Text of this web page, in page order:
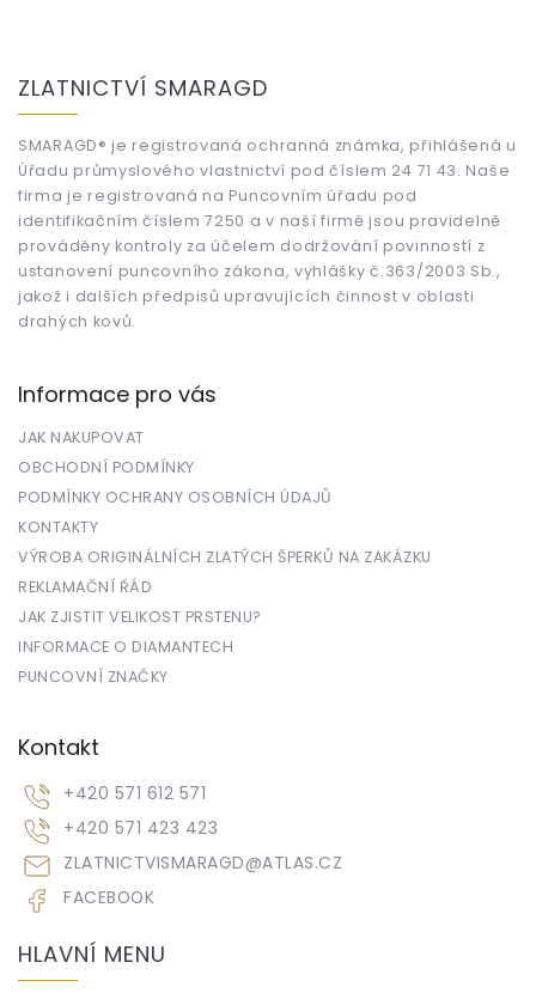
ZLATNICTVÍ SMARAGD
SMARAGD® je registrovaná ochranná známka, přihlášená u
Úřadu průmyslového vlastnictví pod číslem 24 71 43. Naše
firma je registrovaná na Puncovním úřadu pod
identifikačním číslem 7250 a v naší firmě jsou pravidelně
prováděny kontroly za účelem dodržování povinností z
ustanovení puncovního zákona, vyhlášky č.363/2003 Sb.,
jakož i dalších předpisů upravujících činnost v oblasti
drahých kovů.
Informace pro vás
JAK NAKUPOVAT
OBCHODNÍ PODMÍNKY
PODMÍNKY OCHRANY OSOBNÍCH ÚDAJŮ
KONTAKTY
VÝROBA ORIGINÁLNÍCH ZLATÝCH ŠPERKŮ NA ZAKÁZKU
REKLAMAČNÍ ŘÁD
JAK ZJISTIT VELIKOST PRSTENU?
INFORMACE O DIAMANTECH
PUNCOVNÍ ZNAČKY
Kontakt
ZLATNICTVISMARAGD@ATLAS.CZ
+420 571 612 571
+420 571 423 423
FACEBOOK
HLAVNÍ MENU